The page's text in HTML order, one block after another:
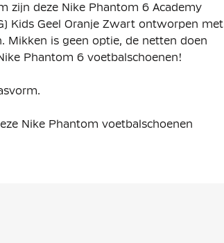
zijn deze Nike Phantom 6 Academy
Kids Geel Oranje Zwart ontworpen met
Mikken is geen optie, de netten doen
Phantom 6 voetbalschoenen!
Nike Phantom voetbalschoenen
controle hebt tijdens het dribbelen